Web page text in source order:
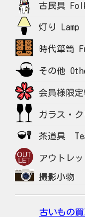
古民具
灯り Lamp
時代箪笥
その他
会員様限
ガラス・
茶道具
アウトレ
撮影小物
古いもの